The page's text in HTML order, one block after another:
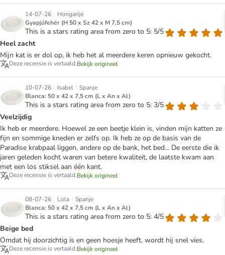
14-07-26 | Hongarije
Gyapjúfehér (H 50 x Sz 42 x M 7,5 cm)
This is a stars rating area from zero to 5: 5/5
Heel zacht
Mijn kat is er dol op, ik heb het al meerdere keren opnieuw gekocht.
Deze recensie is vertaald.Bekijk origineel
10-07-26 | Isabel | Spanje
Blanca: 50 x 42 x 7,5 cm (L x An x Al)
This is a stars rating area from zero to 5: 3/5
Veelzijdig
Ik heb er meerdere. Hoewel ze een beetje klein is, vinden mijn katten ze
fijn en sommige kneden er zelfs op. Ik heb ze op de basis van de
Paradise krabpaal liggen, andere op de bank, het bed... De eerste die ik
jaren geleden kocht waren van betere kwaliteit, de laatste kwam aan
met een los stiksel aan één kant.
Deze recensie is vertaald.Bekijk origineel
08-07-26 | Lola | Spanje
Blanca: 50 x 42 x 7,5 cm (L x An x Al)
This is a stars rating area from zero to 5: 4/5
Beige bed
Omdat hij doorzichtig is en geen hoesje heeft, wordt hij snel vies.
Deze recensie is vertaald.Bekijk origineel